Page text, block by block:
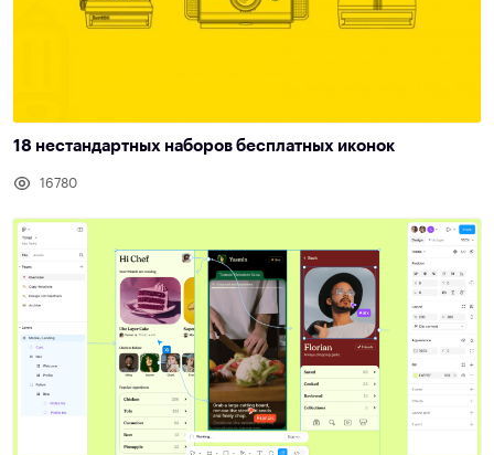
18 нестандартных наборов бесплатных иконок
16780